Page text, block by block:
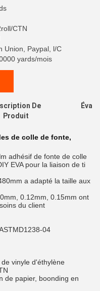
CTN
Union, Paypal, l/C
yards/mois
De
Produit
de colle de fonte,
adhésif de fonte de colle
EVA pour la liaison de ti
a adapté la taille aux
0.12mm, 0.15mm ont
du client
04
vinyle d'éthylène
de papier, boonding en